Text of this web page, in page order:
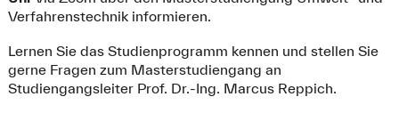
Verfahrenstechnik informieren.
Lernen Sie das Studienprogramm kennen und stellen Sie
gerne Fragen zum Masterstudiengang an
Studiengangsleiter Prof. Dr.-Ing. Marcus Reppich.